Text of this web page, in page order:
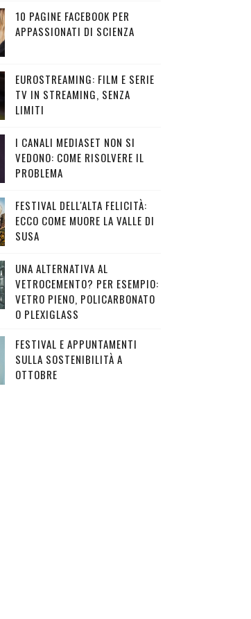
10 PAGINE FACEBOOK PER
APPASSIONATI DI SCIENZA
EUROSTREAMING: FILM E SERIE
TV IN STREAMING, SENZA
LIMITI
I CANALI MEDIASET NON SI
VEDONO: COME RISOLVERE IL
PROBLEMA
FESTIVAL DELL'ALTA FELICITÀ:
ECCO COME MUORE LA VALLE DI
SUSA
UNA ALTERNATIVA AL
VETROCEMENTO? PER ESEMPIO:
VETRO PIENO, POLICARBONATO
O PLEXIGLASS
FESTIVAL E APPUNTAMENTI
SULLA SOSTENIBILITÀ A
OTTOBRE